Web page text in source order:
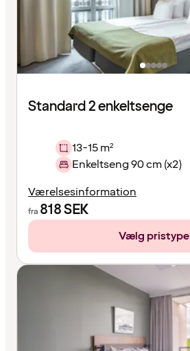
Standard 2 enkeltsenge
13-15 m²
Enkeltseng 90 cm (x2)
Værelsesinformation
fra 818SEK
Vælg pristype